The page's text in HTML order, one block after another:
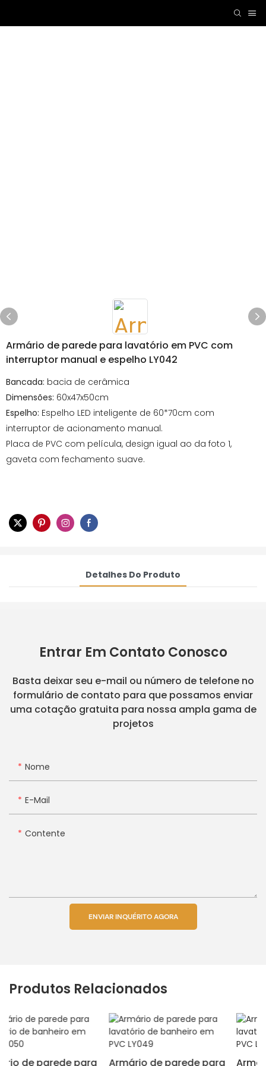
Armário de parede para lavatório em PVC com
interruptor manual e espelho LY042
Bancada: bacia de cerâmica
Dimensões: 60x47x50cm
Espelho: Espelho LED inteligente de 60*70cm com
interruptor de acionamento manual.
Placa de PVC com película, design igual ao da foto 1,
gaveta com fechamento suave.
Detalhes Do Produto
Entrar Em Contato Conosco
Basta deixar seu e-mail ou número de telefone no
formulário de contato para que possamos enviar
uma cotação gratuita para nossa ampla gama de
projetos
Nome
E-Mail
Contente
ENVIAR INQUÉRITO AGORA
Produtos Relacionados
Armário de parede para Armário de parede